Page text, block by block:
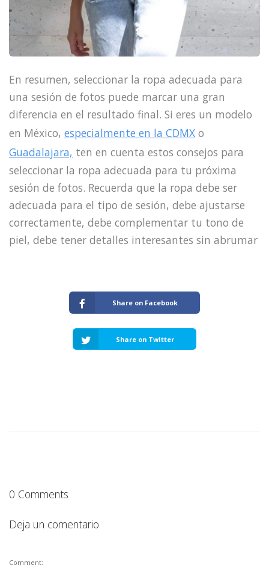
En resumen, seleccionar la ropa adecuada para
una sesión de fotos puede marcar una gran
diferencia en el resultado final. Si eres un modelo
en México, especialmente en la CDMX o
Guadalajara, ten en cuenta estos consejos para
seleccionar la ropa adecuada para tu próxima
sesión de fotos. Recuerda que la ropa debe ser
adecuada para el tipo de sesión, debe ajustarse
correctamente, debe complementar tu tono de
piel, debe tener detalles interesantes sin abrumar
Share on Facebook
Share on Twitter
0 Comments
Deja un comentario
Comment: